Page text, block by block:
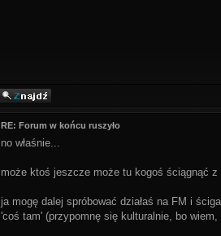
RE: Forum w końcu ruszyło
no właśnie...
może ktoś jeszcze może tu kogoś ściągnąć z
ja mogę dalej spróbować działaś na FM i
'coś tam' (przypomnę się kulturalnie, bo